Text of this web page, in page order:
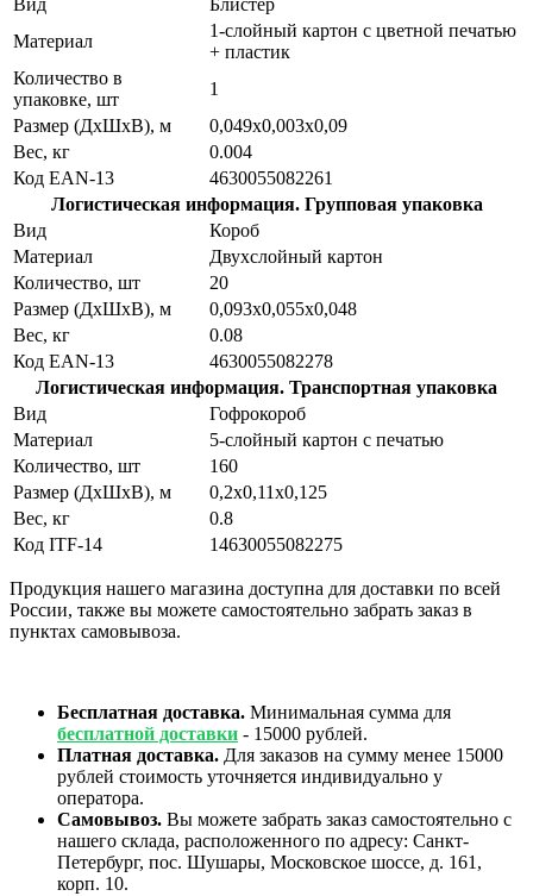
Вид
Блистер
Материал
1-слойный картон с цветной печатью
+ пластик
Количество в
упаковке, шт
1
Размер (ДхШхВ), м
0,049х0,003х0,09
Вес, кг
0.004
Код EAN-13
4630055082261
Логистическая информация. Групповая упаковка
Вид
Короб
Материал
Двухслойный картон
Количество, шт
20
Размер (ДхШхВ), м
0,093х0,055х0,048
Вес, кг
0.08
Код EAN-13
4630055082278
Логистическая информация. Транспортная упаковка
Вид
Гофрокороб
Материал
5-слойный картон с печатью
Количество, шт
160
Размер (ДхШхВ), м
0,2х0,11х0,125
Вес, кг
0.8
Код ITF-14
14630055082275
Продукция нашего магазина доступна для доставки по всей
России, также вы можете самостоятельно забрать заказ в
пунктах самовывоза.
Бесплатная доставка. Минимальная сумма для
бесплатной доставки - 15000 рублей.
Платная доставка. Для заказов на сумму менее 15000
рублей стоимость уточняется индивидуально у
оператора.
Самовывоз. Вы можете забрать заказ самостоятельно с
нашего склада, расположенного по адресу: Санкт-
Петербург, пос. Шушары, Московское шоссе, д. 161,
корп. 10.